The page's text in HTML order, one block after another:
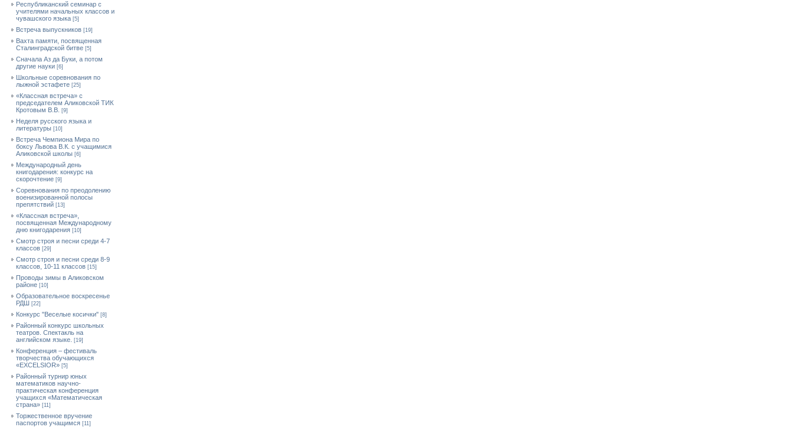
Республиканский семинар с
учителями начальных классов и
чувашского языка [5]
Встреча выпускников [19]
Вахта памяти, посвященная
Сталинградской битве [5]
Сначала Аз да Буки, а потом
другие науки [6]
Школьные соревнования по
лыжной эстафете [25]
«Классная встреча» с
председателем Аликовской ТИК
Кротовым В.В.
[9]
Неделя русского языка и
литературы [10]
Встреча Чемпиона Мира по
боксу Львова В.К. с учащимися
Аликовской школы [6]
Международный день
книгодарения: конкурс на
скорочтение [9]
Cоревнования по преодолению
военизированной полосы
препятствий [13]
«Классная встреча»,
посвященная Международному
дню книгодарения [10]
Смотр строя и песни среди 4-7
классов [29]
Смотр строя и песни среди 8-9
классов, 10-11 классов [15]
Проводы зимы в Аликовском
районе [10]
Образовательное воскресенье
РДШ [22]
Конкурс "Веселые косички" [8]
Районный конкурс школьных
театров. Спектакль на
английском языке.
[19]
Конференция – фестиваль
творчества обучающихся
«EXCELSIOR» [5]
Районный турнир юных
математиков научно-
практическая конференция
учащихся «Математическая
страна» [11]
Торжественное вручение
паспортов учащимся [11]